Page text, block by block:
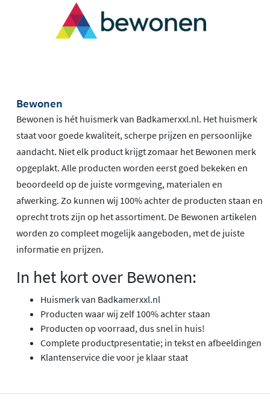
Bewonen
Bewonen is hét huismerk van Badkamerxxl.nl. Het huismerk
staat voor goede kwaliteit, scherpe prijzen en persoonlijke
aandacht. Niet elk product krijgt zomaar het Bewonen merk
opgeplakt. Alle producten worden eerst goed bekeken en
beoordeeld op de juiste vormgeving, materialen en
afwerking. Zo kunnen wij 100% achter de producten staan en
oprecht trots zijn op het assortiment. De Bewonen artikelen
worden zo compleet mogelijk aangeboden, met de juiste
informatie en prijzen.
In het kort over Bewonen:
Huismerk van Badkamerxxl.nl
Producten waar wij zelf 100% achter staan
Producten op voorraad, dus snel in huis!
Complete productpresentatie; in tekst en afbeeldingen
Klantenservice die voor je klaar staat